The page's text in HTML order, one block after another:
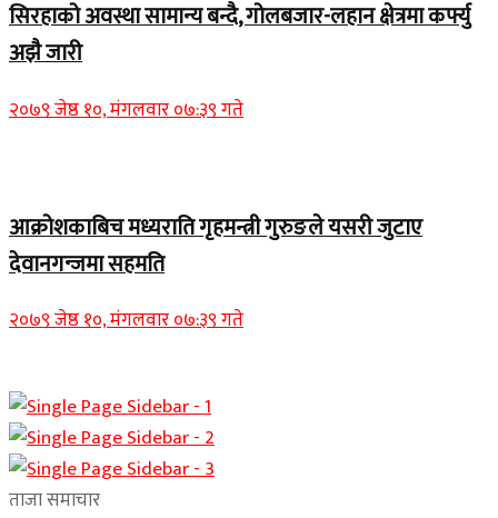
सिरहाको अवस्था सामान्य बन्दै, गोलबजार-लहान क्षेत्रमा कर्फ्यु
अझै जारी
२०७९ जेष्ठ १०, मंगलवार ०७:३९ गते
आक्रोशकाबिच मध्यराति गृहमन्त्री गुरुङले यसरी जुटाए
देवानगन्जमा सहमति
२०७९ जेष्ठ १०, मंगलवार ०७:३९ गते
ताजा समाचार